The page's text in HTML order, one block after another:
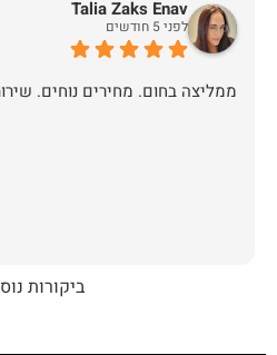
Talia Zaks Enav
לפני 5 חודשים
ממליצה בחום. מחירים נוחים.
ביקורות